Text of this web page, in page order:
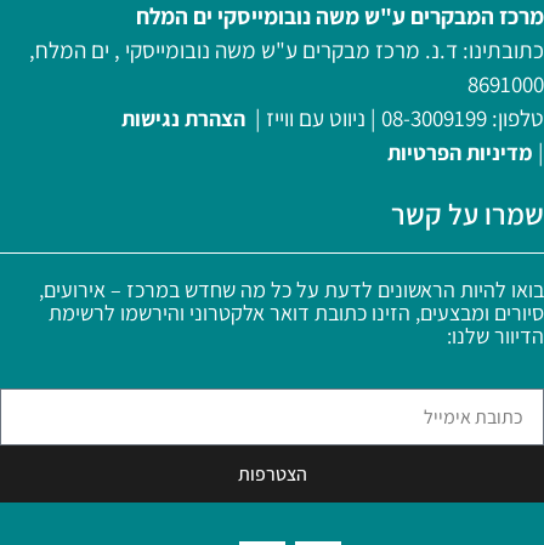
מרכז המבקרים ע"ש משה נובומייסקי ים המלח
כתובתינו: ד.נ. מרכז מבקרים ע"ש משה נובומייסקי , ים המלח,
8691000
טלפון: 08-3009199
| ניווט עם ווייז | הצהרת נגישות
| מדיניותהפרטיות
שמרו על קשר
בואו להיות הראשונים לדעת על כל מה שחדש במרכז – אירועים,
סיורים ומבצעים, הזינו כתובת דואר אלקטרוני והירשמו לרשימת
הדיוור שלנו:
הצטרפות